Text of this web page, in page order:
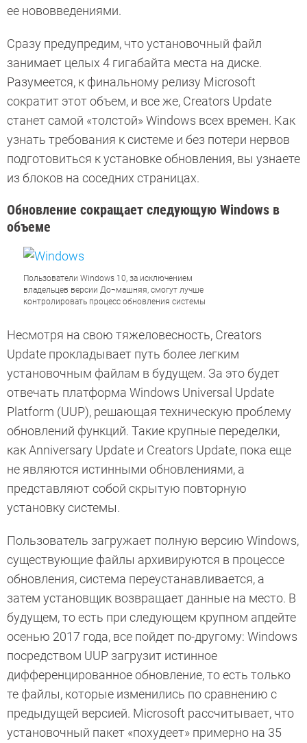
ее нововведениями.
Сразу предупредим, что установочный файл
занимает целых 4 гигабайта места на диске.
Разумеется, к финальному релизу Microsoft
сократит этот объем, и все же, Creators Update
станет самой «толстой» Windows всех времен. Как
узнать требования к системе и без потери нервов
подготовиться к установке обновления, вы узнаете
из блоков на соседних страницах.
Обновление сокращает следующую Windows в
объеме
Пользователи Windows 10, за исключением
владельцев версии До¬машняя, смогут лучше
контролировать процесс обновления системы
Несмотря на свою тяжеловесность, Creators
Update прокладывает путь более легким
установочным файлам в будущем. За это будет
отвечать платформа Windows Universal Update
Platform (UUP), решающая техническую проблему
обновлений функций. Такие крупные переделки,
как Anniversary Update и Creators Update, пока еще
не являются истинными обновлениями, а
представляют собой скрытую повторную
установку системы.
Пользователь загружает полную версию Windows,
существующие файлы архивируются в процессе
обновления, система переустанавливается, а
затем установщик возвращает данные на место. В
будущем, то есть при следующем крупном апдейте
осенью 2017 года, все пойдет по-другому: Windows
посредством UUP загрузит истинное
дифференцированное обновление, то есть только
те файлы, которые изменились по сравнению с
предыдущей версией. Microsoft рассчитывает, что
установочный пакет «похудеет» примерно на 35